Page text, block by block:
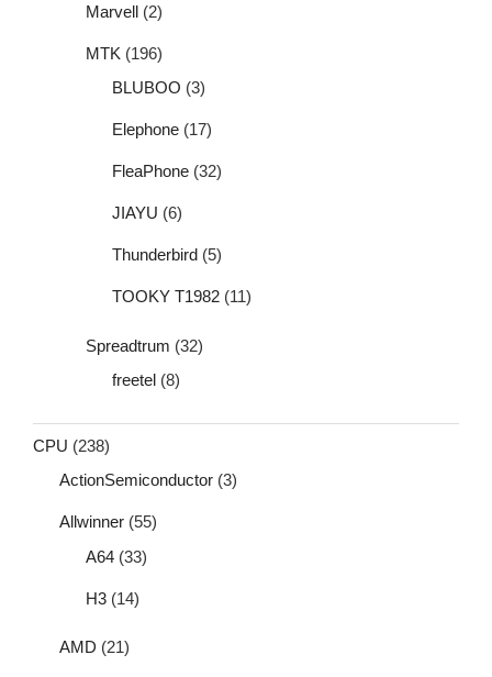
Marvell (2)
MTK (196)
BLUBOO (3)
Elephone (17)
FleaPhone (32)
JIAYU (6)
Thunderbird (5)
TOOKY T1982 (11)
Spreadtrum (32)
freetel (8)
CPU (238)
ActionSemiconductor (3)
Allwinner (55)
A64 (33)
H3 (14)
AMD (21)